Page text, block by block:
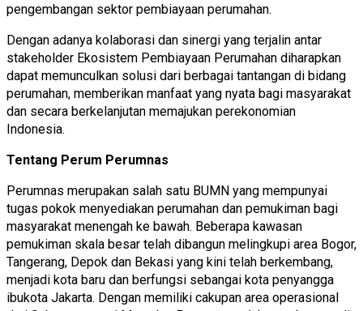
pengembangan sektor pembiayaan perumahan.
Dengan adanya kolaborasi dan sinergi yang terjalin antar
stakeholder Ekosistem Pembiayaan Perumahan diharapkan
dapat memunculkan solusi dari berbagai tantangan di bidang
perumahan, memberikan manfaat yang nyata bagi masyarakat
dan secara berkelanjutan memajukan perekonomian
Indonesia.
Tentang Perum Perumnas
Perumnas merupakan salah satu BUMN yang mempunyai
tugas pokok menyediakan perumahan dan pemukiman bagi
masyarakat menengah ke bawah. Beberapa kawasan
pemukiman skala besar telah dibangun melingkupi area Bogor,
Tangerang, Depok dan Bekasi yang kini telah berkembang,
menjadi kota baru dan berfungsi sebangai kota penyangga
ibukota Jakarta. Dengan memiliki cakupan area operasional